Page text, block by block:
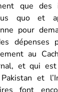
que des
quo et
pour
dépenses
au
et qui
et